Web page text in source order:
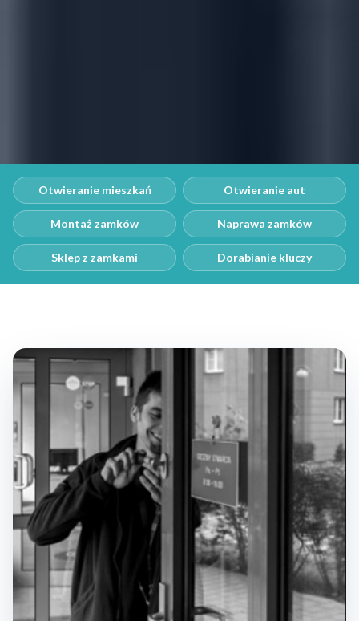
Otwieranie mieszkań Otwieranie aut
Montaż zamków Naprawa zamków
Sklep z zamkami Dorabianie kluczy